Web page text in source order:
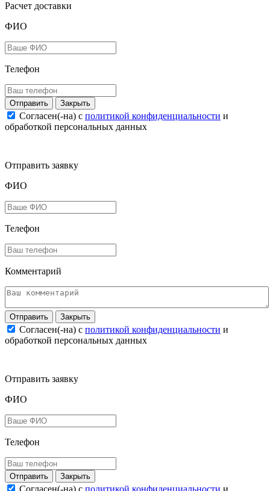
Расчет доставки
ФИО
Телефон
Закрыть
Согласен(-на) c политикой конфиденциальности и
обработкой персональных данных
Отправить заявку
ФИО
Телефон
Комментарий
Закрыть
Согласен(-на) c политикой конфиденциальности и
обработкой персональных данных
Отправить заявку
ФИО
Телефон
Закрыть